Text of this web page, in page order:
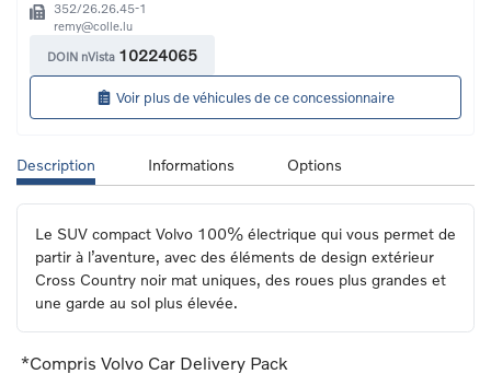
352/26.26.45-1
remy@colle.lu
DOIN nVista 10224065
Voir plus de véhicules de ce concessionnaire
Description Informations Options
Le SUV compact Volvo 100% électrique qui vous permet de
partir à l’aventure, avec des éléments de design extérieur
Cross Country noir mat uniques, des roues plus grandes et
une garde au sol plus élevée.
*Compris Volvo Car Delivery Pack